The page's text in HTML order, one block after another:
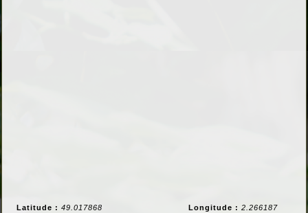
Latitude : 49.017868 Longitude : 2.266187